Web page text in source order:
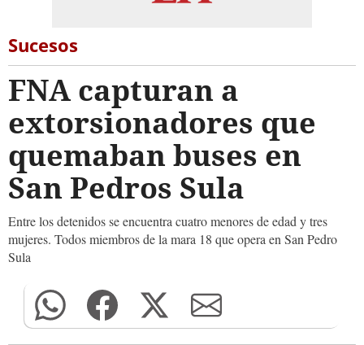
Sucesos
FNA capturan a
extorsionadores que
quemaban buses en
San Pedros Sula
Entre los detenidos se encuentra cuatro menores de edad y tres
mujeres. Todos miembros de la mara 18 que opera en San Pedro
Sula